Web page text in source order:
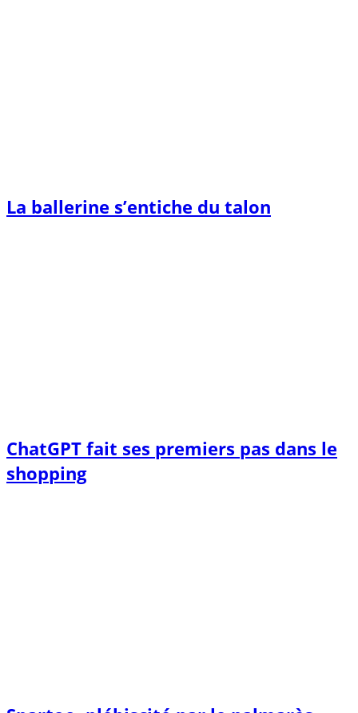
La ballerine s’entiche du talon
ChatGPT fait ses premiers pas dans le
shopping